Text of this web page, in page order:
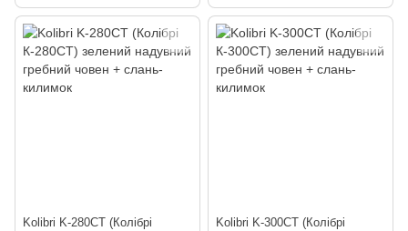
Kolibri K-280CT (Колібрі
Kolibri K-300CT (Колібрі